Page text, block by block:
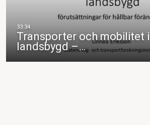
Transporter och mobilitet i
landsbygd –…